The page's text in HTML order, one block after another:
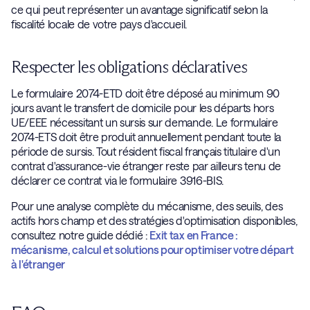
ce qui peut représenter un avantage significatif selon la
fiscalité locale de votre pays d'accueil.
Respecter les obligations déclaratives
Le formulaire 2074-ETD doit être déposé au minimum 90
jours avant le transfert de domicile pour les départs hors
UE/EEE nécessitant un sursis sur demande. Le formulaire
2074-ETS doit être produit annuellement pendant toute la
période de sursis. Tout résident fiscal français titulaire d'un
contrat d'assurance-vie étranger reste par ailleurs tenu de
déclarer ce contrat via le formulaire 3916-BIS.
Pour une analyse complète du mécanisme, des seuils, des
actifs hors champ et des stratégies d'optimisation disponibles,
consultez notre guide dédié : Exit tax en France :
mécanisme, calcul et solutions pour optimiser votre départ
à l'étranger